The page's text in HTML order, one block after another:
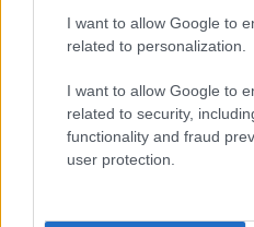
I want to allow Google to
related to personalization.
I want to allow Google to
related to security,
functionality and fraud
user protection.
Györfi Mihály több tucat
41 fok fölé forrósodott az
rekord is megdőlt